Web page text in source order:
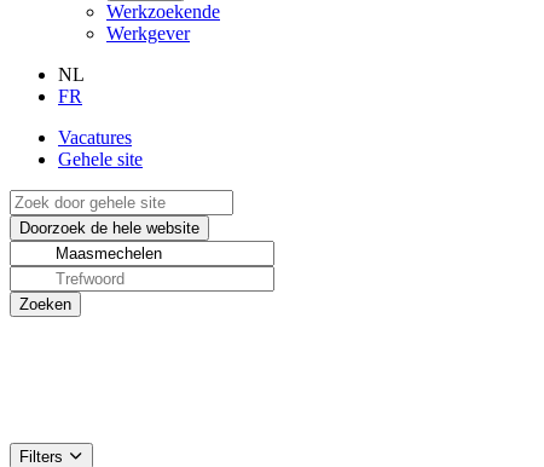
Werkzoekende
Werkgever
NL
FR
Vacatures
Gehele site
Filters